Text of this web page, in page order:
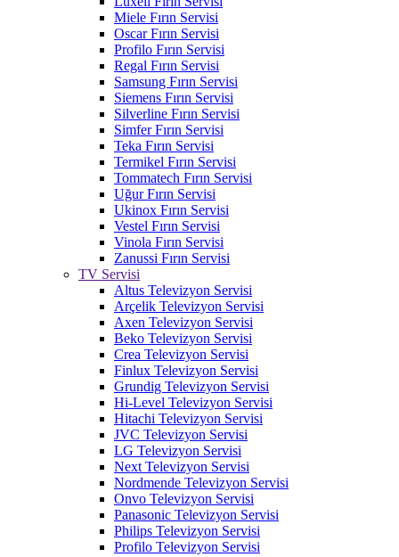
Miele Fırın Servisi
Oscar Fırın Servisi
Profilo Fırın Servisi
Regal Fırın Servisi
Samsung Fırın Servisi
Siemens Fırın Servisi
Silverline Fırın Servisi
Simfer Fırın Servisi
Teka Fırın Servisi
Termikel Fırın Servisi
Tommatech Fırın Servisi
Uğur Fırın Servisi
Ukinox Fırın Servisi
Vestel Fırın Servisi
Vinola Fırın Servisi
Zanussi Fırın Servisi
TV Servisi
Altus Televizyon Servisi
Arçelik Televizyon Servisi
Axen Televizyon Servisi
Beko Televizyon Servisi
Crea Televizyon Servisi
Finlux Televizyon Servisi
Grundig Televizyon Servisi
Hi-Level Televizyon Servisi
Hitachi Televizyon Servisi
JVC Televizyon Servisi
LG Televizyon Servisi
Next Televizyon Servisi
Nordmende Televizyon Servisi
Onvo Televizyon Servisi
Panasonic Televizyon Servisi
Philips Televizyon Servisi
Profilo Televizyon Servisi